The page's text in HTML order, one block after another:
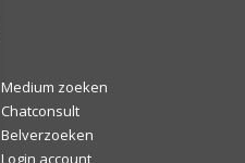
Medium zoeken
Chatconsult
Belverzoeken
Login account